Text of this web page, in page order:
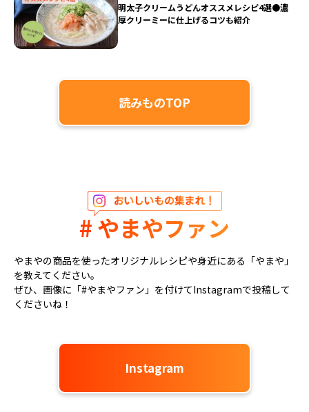
明太子クリームうどんオススメレシピ4選●濃
厚クリーミーに仕上げるコツも紹介
読みものTOP
# やまやファン
やまやの商品を使ったオリジナルレシピや身近にある「やまや」
を教えてください。
ぜひ、画像に「#やまやファン」を付けてInstagramで投稿して
くださいね！
Instagram